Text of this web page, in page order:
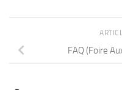
FAQ (Foire